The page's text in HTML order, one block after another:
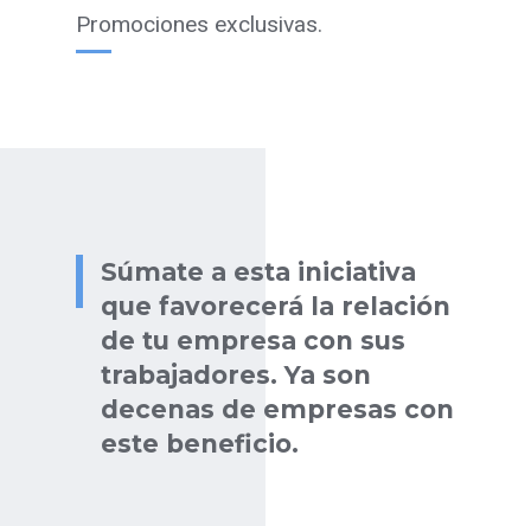
Promociones exclusivas.
Súmate a esta iniciativa
que favorecerá la relación
de tu empresa con sus
trabajadores. Ya son
decenas de empresas con
este beneficio.